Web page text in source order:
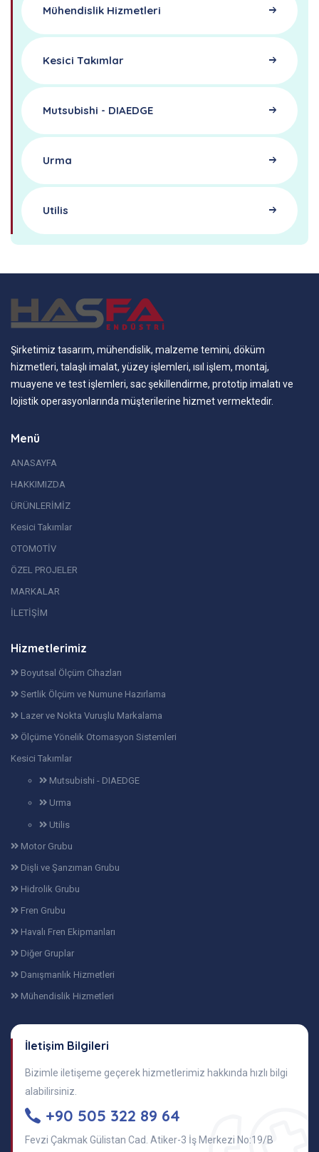
Mühendislik Hizmetleri
Kesici Takımlar
Mutsubishi - DIAEDGE
Urma
Utilis
Şirketimiz tasarım, mühendislik, malzeme temini, döküm
hizmetleri, talaşlı imalat, yüzey işlemleri, ısıl işlem, montaj,
muayene ve test işlemleri, sac şekillendirme, prototip imalatı ve
lojistik operasyonlarında müşterilerine hizmet vermektedir.
Menü
ANASAYFA
HAKKIMIZDA
ÜRÜNLERİMİZ
Kesici Takımlar
OTOMOTİV
ÖZEL PROJELER
MARKALAR
İLETİŞİM
Hizmetlerimiz
Boyutsal Ölçüm Cihazları
Sertlik Ölçüm ve Numune Hazırlama
Lazer ve Nokta Vuruşlu Markalama
Ölçüme Yönelik Otomasyon Sistemleri
Kesici Takımlar
Mutsubishi - DIAEDGE
Urma
Utilis
Motor Grubu
Dişli ve Şanzıman Grubu
Hidrolik Grubu
Fren Grubu
Havalı Fren Ekipmanları
Diğer Gruplar
Danışmanlık Hizmetleri
Mühendislik Hizmetleri
İletişim Bilgileri
Bizimle iletişeme geçerek hizmetlerimiz hakkında hızlı bilgi
alabilirsiniz.
+90 505 322 89 64
Fevzi Çakmak Gülistan Cad. Atiker-3 İş Merkezi No:19/B